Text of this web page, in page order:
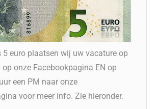
5 euro plaatsen wij uw vacature op
op onze Facebookpagina EN op
een PM naar onze
voor meer info. Zie hieronder.